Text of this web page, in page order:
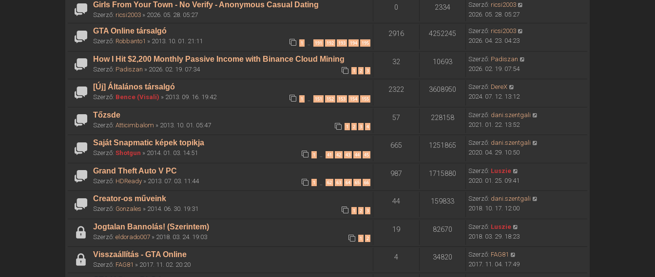
Girls From Your Town - No Verify - Anonymous Casual Dating
Szerző: ricsi2003 » 2026. 05. 28. 05:27
0 2334 Szerző: ricsi2003
2026. 05. 28. 05:27
GTA Online társalgó
Szerző: Robbanto1 » 2013. 10. 01. 21:11 1 … 191 192 193 194 195
2916 4252245 Szerző: ricsi2003
2026. 04. 23. 04:23
How I Hit $2,200 Monthly Passive Income with Binance Cloud Mining
Szerző: Padiszan » 2026. 02. 19. 07:34 1 2 3
32 10693 Szerző: Padiszan
2026. 02. 19. 07:54
[Új] Általános társalgó
Szerző: Bence (Visali) » 2013. 09. 16. 19:42 1 … 151 152 153 154 155
2322 3608950 Szerző: DereX
2024. 07. 12. 13:12
Tőzsde
Szerző:Atticimbalom » 2013. 10. 01. 05:47 1 2 3 4
57 228158 Szerző: dani.szentgali
2021. 01. 22. 13:52
Saját Snapmatic képek topikja
Szerző:Shotgun » 2014. 01. 03. 14:51 1 … 41 42 43 44 45
665 1251865 Szerző: dani.szentgali
2020. 04. 29. 10:50
Grand Theft Auto V PC
Szerző: HDReady » 2013. 07. 03. 11:44 1 62 63 64 65 66
987 1715880 Szerző: Luszie
2020. 01. 25. 09:41
Creator-os műveink
Szerző: Gonzales » 2014. 06. 30. 19:31 1 2 3
44 159833 Szerző: dani.szentgali
2018. 10. 17. 12:00
Jogtalan Bannolás! (Szerintem)
Szerző:eldorado007 » 2018. 03. 24. 19:03 1 2
19 82670 Szerző: Luszie
2018. 03. 29. 18:23
Visszaállítás - GTA Online
Szerző: FAG81 » 2017. 11. 02. 20:20
4 34820 Szerző: FAG81
2017. 11. 04. 17:49